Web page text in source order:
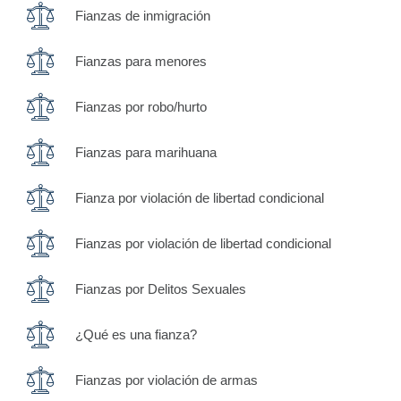
Fianzas de inmigración
Fianzas para menores
Fianzas por robo/hurto
Fianzas para marihuana
Fianza por violación de libertad condicional
Fianzas por violación de libertad condicional
Fianzas por Delitos Sexuales
¿Qué es una fianza?
Fianzas por violación de armas